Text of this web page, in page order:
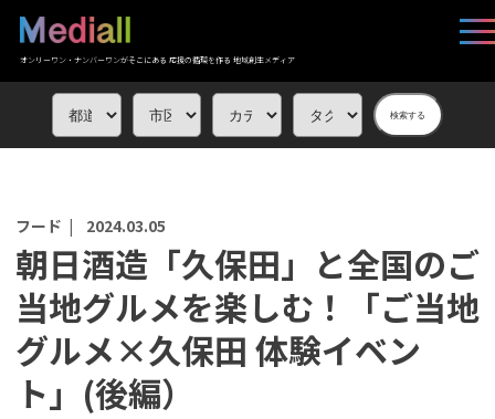
オンリーワン・ナンバーワンがそこにある 応援の循環を作る 地域創生メディア
検索する
フード | 2024.03.05
朝日酒造「久保田」と全国のご
当地グルメを楽しむ！「ご当地
グルメ×久保田 体験イベン
ト」(後編）